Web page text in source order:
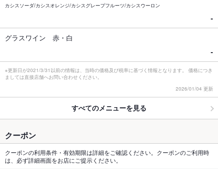
カシスソーダ/カシスオレンジ/カシスグレープフルーツ/カシスウーロン
-
グラスワイン 赤・白
-
※更新日が2021/3/31以前の情報は、当時の価格及び税率に基づく情報となります。 価格につき
ましては直接店舗へお問い合わせください。
2026/01/04 更新
すべてのメニューを見る
クーポン
クーポンの利用条件・有効期限は詳細をご確認ください。クーポンのご利用時
は、必ず詳細画面をお店にご提示ください。